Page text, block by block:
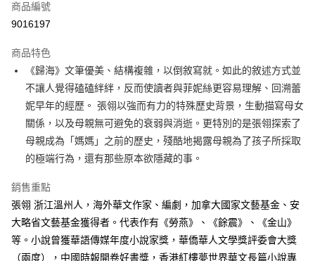
ATM付款
運送方式
付款後全家取貨
每筆NT$60，滿NT$499(含以上)免運費
付款後7-11取貨
每筆NT$60，滿NT$499(含以上)免運費
宅配
每筆NT$100，滿NT$499(含以上)免運費
商品編號
9016197
商品特色
《歸海》文筆優美、結構複雜，以倒敘寫就。如此的敘述方式並
不讓人覺得磕磕絆絆，反而使讀者與菲妮絲更容易理解、回溯蕾
妮早年的經歷。 張翎以強而有力的特殊歷史背景，生動描寫母女
關係，以及母親無可避免的衰弱與消逝。更特別的是張翎探索了
母親成為「媽媽」之前的歷史，殘酷地揭露母親為了孩子所採取
的極端行為，還有那些原本欲隱藏的事。
銷售重點
張翎 浙江溫州人，海外華文作家、編劇，加拿大國家文藝基金、安
大略省文藝基金獲得者。代表作有《勞燕》、《餘震》、《金山》
等。小說曾獲華語傳媒年度小說家獎，華僑華人文學獎評委會大獎
（兩度），中國時報開卷好書獎，香港紅樓夢世界華文長篇小說專